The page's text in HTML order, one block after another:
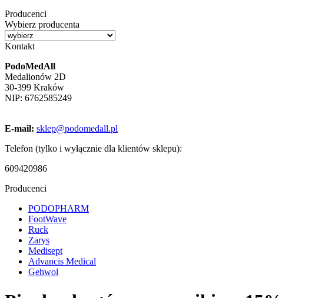
Producenci
Wybierz producenta
Kontakt
PodoMedAll
Medalionów 2D
30-399 Kraków
NIP: 6762585249
E-mail: sklep@podomedall.pl
Telefon (tylko i wyłącznie dla klientów sklepu):
609420986
Producenci
PODOPHARM
FootWave
Ruck
Zarys
Medisept
Advancis Medical
Gehwol